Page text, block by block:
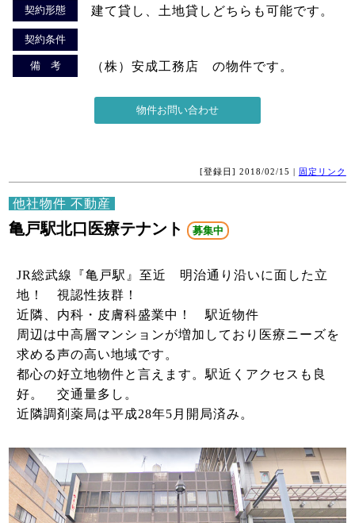
契約形態 建て貸し、土地貸しどちらも可能です。
契約条件
備 考 （株）安成工務店 の物件です。
[登録日] 2018/02/15 | 固定リンク
他社物件 不動産
亀戸駅北口医療テナント 募集中
JR総武線『亀戸駅』至近 明治通り沿いに面した立
地！ 視認性抜群！
近隣、内科・皮膚科盛業中！ 駅近物件
周辺は中高層マンションが増加しており医療ニーズを
求める声の高い地域です。
都心の好立地物件と言えます。駅近くアクセスも良
好。 交通量多し。
近隣調剤薬局は平成28年5月開局済み。